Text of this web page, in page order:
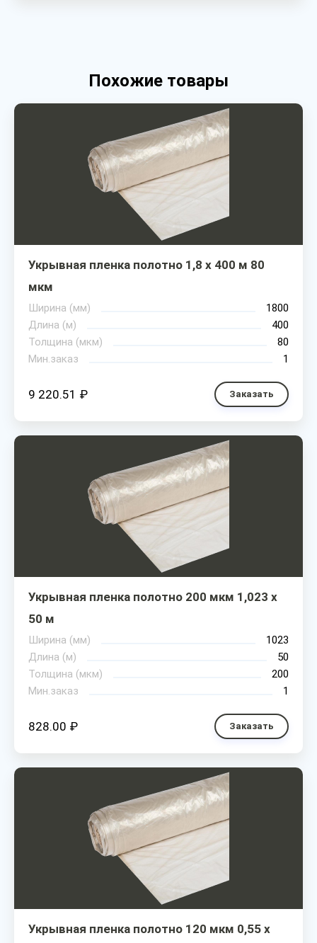
Похожие товары
Укрывная пленка полотно 1,8 х 400 м 80
мкм
Ширина (мм)
1800
Длина (м)
400
Толщина (мкм)
80
Мин.заказ
1
9 220.51 ₽ Заказать
Укрывная пленка полотно 200 мкм 1,023 х
50 м
Ширина (мм)
1023
Длина (м)
50
Толщина (мкм)
200
Мин.заказ
1
828.00 ₽ Заказать
Укрывная пленка полотно 120 мкм 0,55 х